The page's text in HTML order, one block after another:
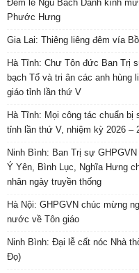
Đêm lễ Ngũ Bách Danh kính
Phước Hưng
Gia Lai: Thiêng liêng đêm vía
Hà Tĩnh: Chư Tôn đức Ban Trị
bạch Tổ và tri ân các anh
giáo tỉnh lần thứ V
Hà Tĩnh: Mọi công tác chuẩn bị
tỉnh lần thứ V, nhiệm kỳ 2026 –
Ninh Bình: Ban Trị sự
Ý Yên, Bình Lục, Nghĩa Hưng
nhân ngày truyền thống
Hà Nội: GHPGVN chúc mừng
nước về Tôn giáo
Ninh Bình: Đại lễ cất nóc Nhà
Đọ)